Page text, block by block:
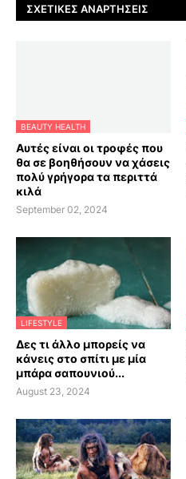
ΣΧΕΤΙΚΈΣ ΑΝΑΡΤΉΣΕΙΣ
BEAUTY HEALTH
Αυτές είναι οι τροφές που
θα σε βοηθήσουν να χάσεις
πολύ γρήγορα τα περιττά
κιλά
September 02, 2024
LIFESTYLE
Δες τι άλλο μπορείς να
κάνεις στο σπίτι με μία
μπάρα σαπουνιού...
August 23, 2024